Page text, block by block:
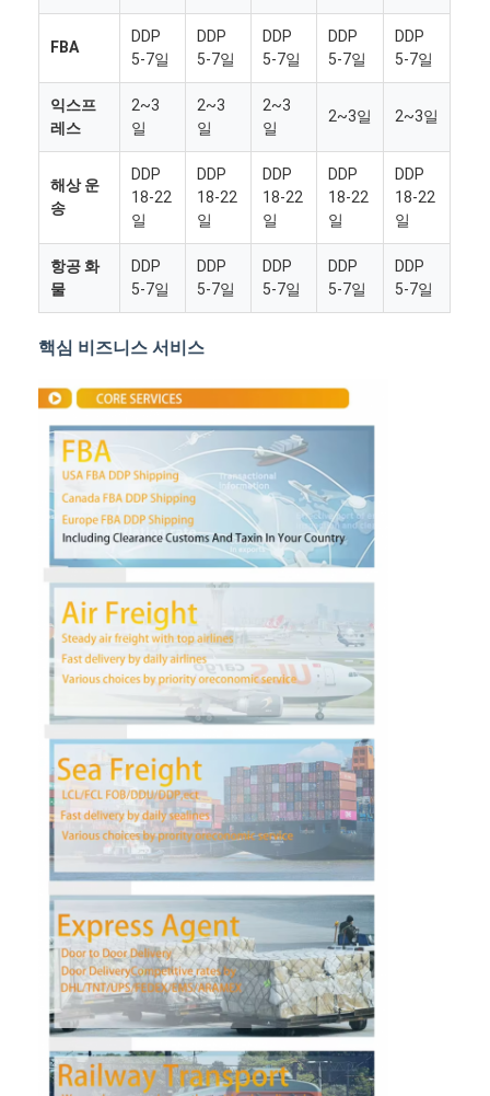
홈
제품 소개
회사 소개
공장 투어
품질 관리
연락처
지금 챗팅하세요
국제 화물운송 포워드
공기 운임 후불
FBA
DDP
5-7일
DDP
5-7일
DDP
5-7일
DDP
5-7일
DDP
5-7일
익스프
레스
2~3
일
2~3
일
2~3
일
2~3일 2~3일
해상 운
송
DDP
18-22
일
DDP
18-22
일
DDP
18-22
일
DDP
18-22
일
DDP
18-22
일
항공 화
물
DDP
5-7일
DDP
5-7일
DDP
5-7일
DDP
5-7일
DDP
5-7일
핵심 비즈니스 서비스